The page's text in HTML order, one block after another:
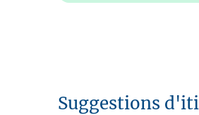
Suggestions